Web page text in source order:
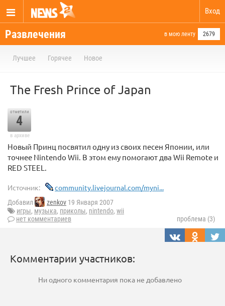
Вход
Развлечения в мою ленту 2679
Лучшее Горячее Новое
The Fresh Prince of Japan
отметили
4
в архиве
Новый Принц посвятил одну из своих песен Японии, или
точнее Nintendo Wii. В этом ему помогают два Wii Remote и
RED STEEL.
Источник: community.livejournal.com/myni...
Добавил zenkov 19 Января 2007
игры, музыка, приколы, nintendo, wii
нет комментариев
проблема (3)
Комментарии участников:
Ни одного комментария пока не добавлено